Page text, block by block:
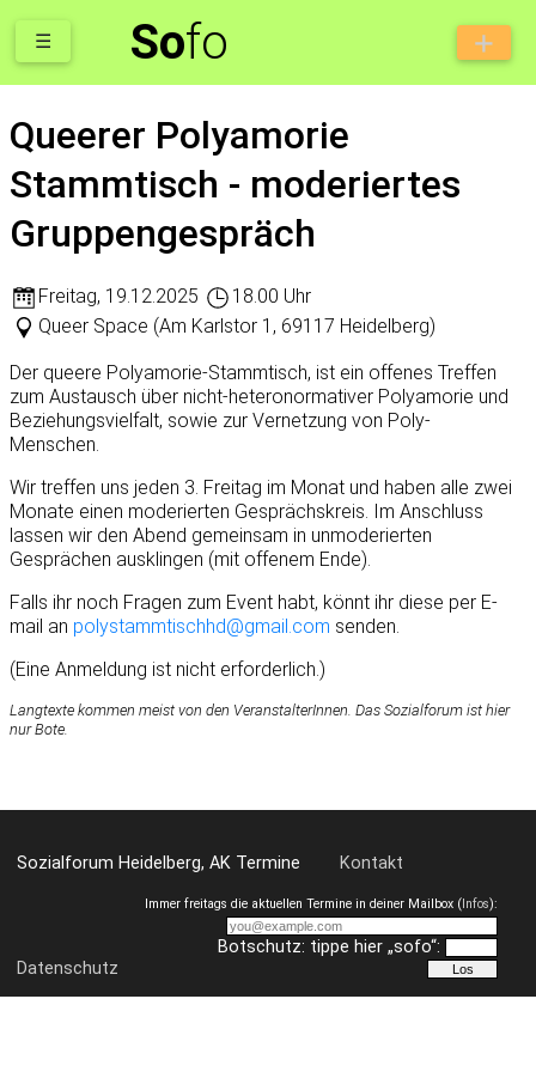
Sofo
☰
Queerer Polyamorie
Stammtisch - moderiertes
Gruppengespräch
Freitag, 19.12.2025
18.00 Uhr
Queer Space (Am Karlstor 1, 69117 Heidelberg)
Der queere Polyamorie-Stammtisch, ist ein offenes Treffen
zum Austausch über nicht-heteronormativer Polyamorie und
Beziehungsvielfalt, sowie zur Vernetzung von Poly-
Menschen.
Wir treffen uns jeden 3. Freitag im Monat und haben alle zwei
Monate einen moderierten Gesprächskreis. Im Anschluss
lassen wir den Abend gemeinsam in unmoderierten
Gesprächen ausklingen (mit offenem Ende).
Falls ihr noch Fragen zum Event habt, könnt ihr diese per E-
mail an polystammtischhd@gmail.com senden.
(Eine Anmeldung ist nicht erforderlich.)
Langtexte kommen meist von den VeranstalterInnen. Das Sozialforum ist hier
nur Bote.
Sozialforum Heidelberg, AK Termine Kontakt
Datenschutz
Immer freitags die aktuellen Termine in deiner Mailbox (Infos):
Botschutz: tippe hier „sofo“: